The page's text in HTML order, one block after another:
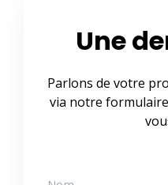
Une
Parlons de votre
via notre